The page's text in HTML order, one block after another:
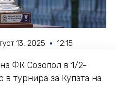
13, 2025 12:15
ФК Созопол в 1/2-
в турнира за Купата на